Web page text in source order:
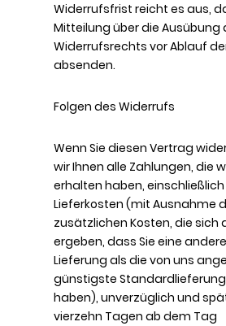
Widerrufsfrist reicht es aus,
Mitteilung über die Ausübung
Widerrufsrechts vor Ablauf
absenden.
Folgen des Widerrufs
Wenn Sie diesen Vertrag
wir Ihnen alle Zahlungen, die
erhalten haben,
Lieferkosten (mit Ausnahme
zusätzlichen Kosten, die sich
ergeben, dass Sie eine
Lieferung als die von uns
günstigste
haben), unverzüglich und
vierzehn Tagen ab dem Tag